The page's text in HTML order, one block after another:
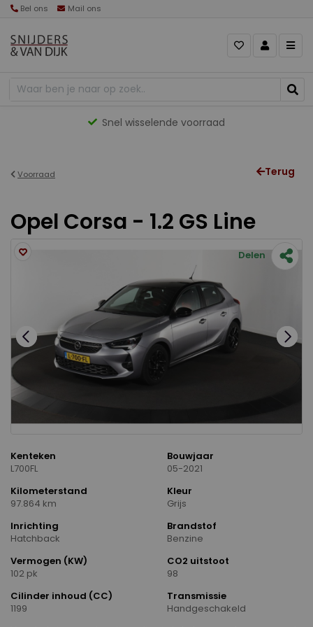
Bel ons Mail ons
Snel wisselende voorraad
Voorraad Terug
Opel Corsa - 1.2 GS Line
Delen
Kenteken
L700FL
Bouwjaar
05-2021
Kilometerstand
97.864 km
Kleur
Grijs
Inrichting
Hatchback
Brandstof
Benzine
Vermogen (KW)
102 pk
CO2 uitstoot
98
Cilinder inhoud (CC)
1199
Transmissie
Handgeschakeld